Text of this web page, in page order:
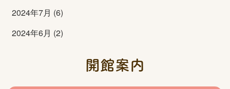
2024年7月 (6)
2024年6月 (2)
開館案内